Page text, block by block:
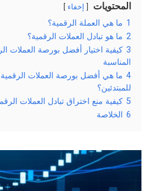
المحتويات إخفاء
1 ما هي العملة الرقمية؟
2 ما هو تبادل العملات الرقمية؟
3 كيفية اختيار أفضل بورصة العملات
المناسبة
4 ما هي أفضل بورصة العملات
للمبتدئين؟
5 كيفية منع اختراق تبادل العملات
6 الخلاصة